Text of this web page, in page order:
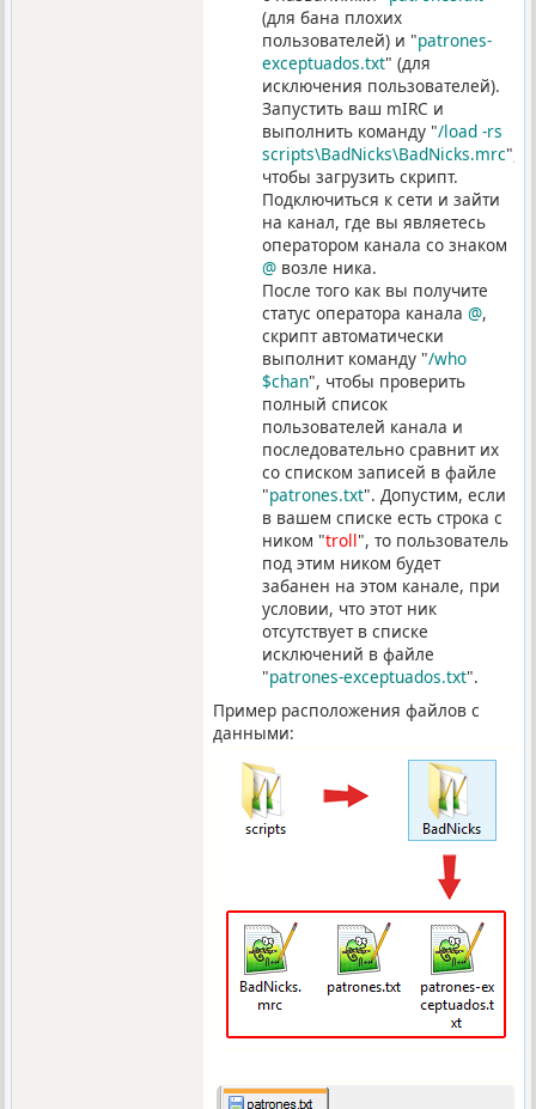
(для бана плохих
пользователей) и "patrones-
exceptuados.txt" (для
исключения пользователей).
Запустить ваш mIRC и
выполнить команду "/load -rs
scripts\BadNicks\BadNicks.mrc",
чтобы загрузить скрипт.
Подключиться к сети и зайти
на канал, где вы являетесь
оператором канала со знаком
@ возле ника.
После того как вы получите
статус оператора канала@,
скрипт автоматически
выполнит команду "/who
$chan", чтобы проверить
полный список
пользователей канала и
последовательно сравнит их
со списком записей в файле
"patrones.txt". Допустим, если
в вашем списке есть строка с
ником "troll", то пользователь
под этим ником будет
забанен на этом канале, при
условии, что этот ник
отсутствует в списке
исключений в файле
"patrones-exceptuados.txt".
Пример расположения файлов с
данными: